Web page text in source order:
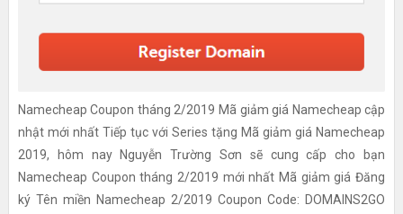
Namecheap Coupon tháng 2/2019 Mã giảm giá Namecheap cập
nhật mới nhất Tiếp tục với Series tặng Mã giảm giá Namecheap
2019, hôm nay Nguyễn Trường Sơn sẽ cung cấp cho bạn
Namecheap Coupon tháng 2/2019 mới nhất Mã giảm giá Đăng
ký Tên miền Namecheap 2/2019 Coupon Code: DOMAINS2GO